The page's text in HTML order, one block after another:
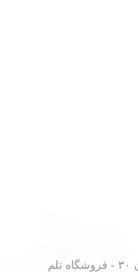
کرج - جاده فردیس - نبش گلستان ۳۰ - فروشگاه تلم